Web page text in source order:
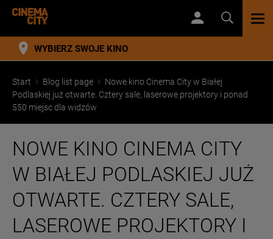
WYBIERZ SWOJE KINO
Start Blog list page
Nowe kino Cinema City w Białej
Podlaskiej już otwarte. Cztery sale, laserowe projektory i ponad
550 miejsc dla widzów
NOWE KINO CINEMA CITY
W BIAŁEJ PODLASKIEJ JUŻ
OTWARTE. CZTERY SALE,
LASEROWE PROJEKTORY I